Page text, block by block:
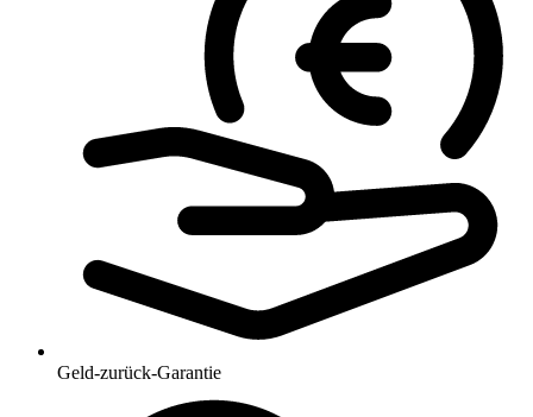
Geld-zurück-Garantie